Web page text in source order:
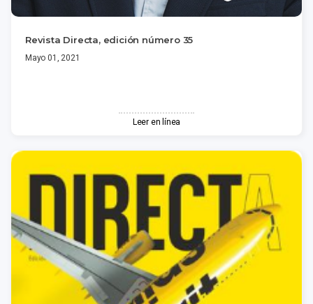
Revista Directa, edición número 35
Mayo 01, 2021
Leer en línea